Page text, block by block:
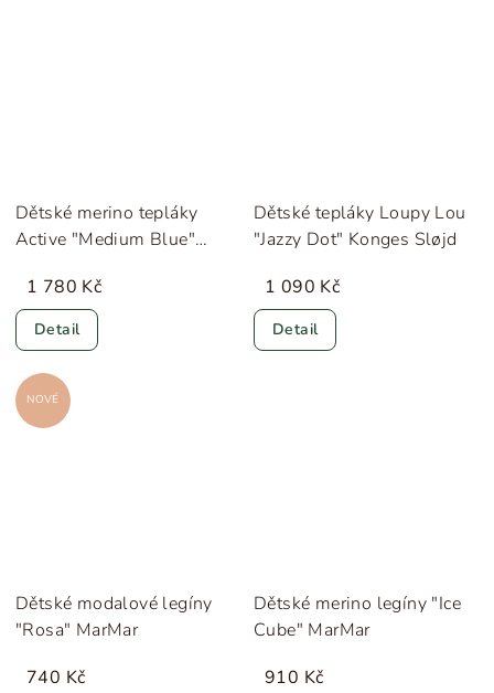
Dětské merino tepláky
Active "Medium Blue"
1 780 Kč
Detail
Dětské tepláky Loupy Lou
"Jazzy Dot" Konges Sløjd
1 090 Kč
Detail
NOVÉ
Dětské modalové legíny
"Rosa" MarMar
740 Kč
Dětské merino legíny "Ice
Cube" MarMar
910 Kč